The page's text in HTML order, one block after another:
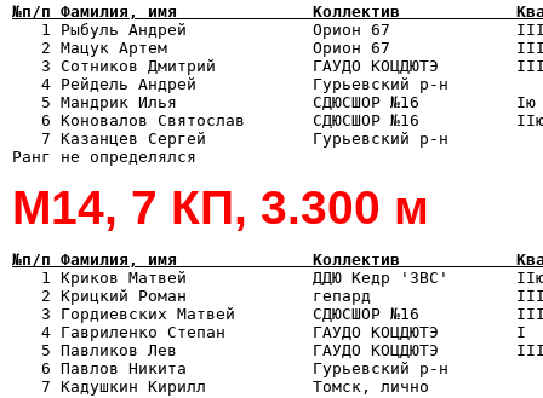
№п/п Фамилия, имя              Коллектив            Квал
1 Рыбуль Андрей             Орион 67
2 Мацук Артем               Орион 67
3 Сотников Дмитрий          ГАУДО КОЦДЮТЭ
4 Рейдель Андрей            Гурьевский р-н
5 Мандрик Илья              СДЮСШОР №16
6 Коновалов Святослав       СДЮСШОР №16
7 Казанцев Сергей           Гурьевский р-н
М14, 7 КП, 3.300 м
№п/п Фамилия, имя              Коллектив            Квал
1 Криков Матвей             ДДЮ Кедр '3ВС'
2 Крицкий Роман             гепард
3 Гордиевских Матвей        СДЮСШОР №16
4 Гавриленко Степан         ГАУДО КОЦДЮТЭ
5 Павликов Лев              ГАУДО КОЦДЮТЭ
6 Павлов Никита             Гурьевский р-н
7 Кадушкин Кирилл           Томск, лично